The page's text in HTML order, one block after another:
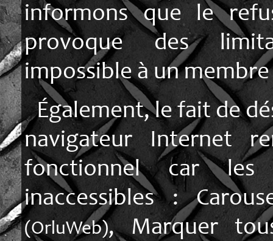
informons que le
provoque des
impossible à un
Également, le fait de
navigateur Internet
fonctionnel car les
inaccessibles :
(OrluWeb), Marquer